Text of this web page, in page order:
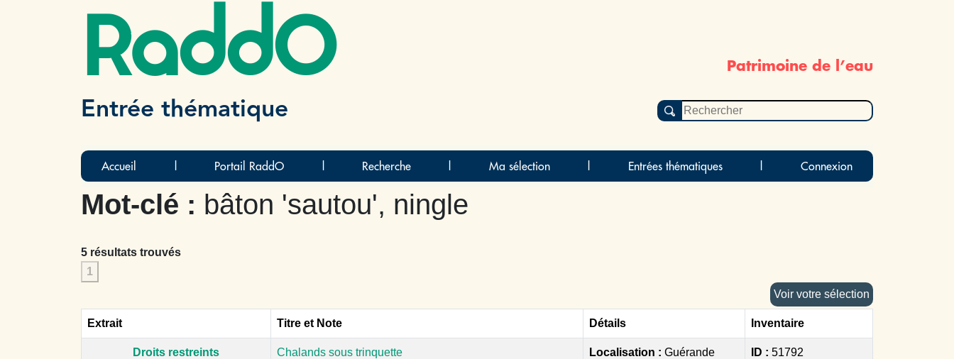
RaddO Patrimoine de l’eau
Entrée thématique
Accueil Portail RaddO Recherche Ma sélection Entrées thématiques Connexion
Mot-clé : bâton 'sautou', ningle
5 résultats trouvés
1
Voir votre sélection
Extrait Titre et Note Détails Inventaire
Droits restreints
Chalands sous trinquette
Localisation : Guérande
ID : 51792